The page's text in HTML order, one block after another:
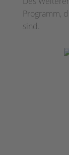
Programm,
sind.